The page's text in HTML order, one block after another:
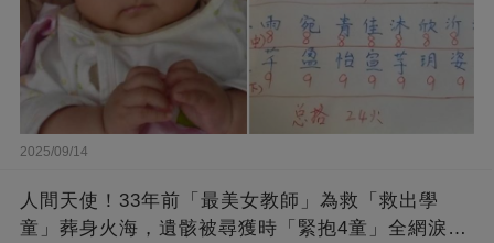
2025/09/14
人間天使！33年前「最美女教師」為救「救出學
童」葬身火海，遺骸被尋獲時「緊抱4童」全網淚